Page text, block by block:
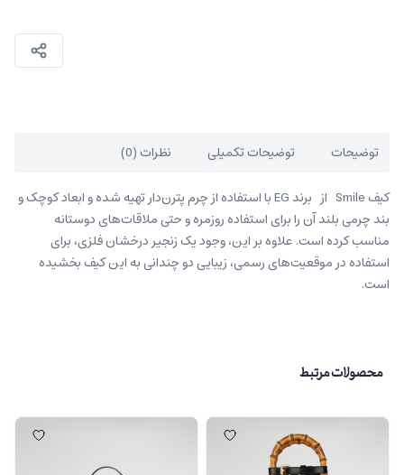
توضیحات توضیحات تکمیلی نظرات (0)
کیف Smile از برند EG با استفاده از چرم پترن‌دار تهیه شده و ابعاد کوچک و
بند چرمی بلند آن را برای استفاده روزمره و حتی ملاقات‌های دوستانه
مناسب کرده‌ است. علاوه بر این، وجود یک زنجیر درخشان فلزی، برای
استفاده در موقعیت‌های رسمی، زیبایی دو چندانی به این کیف بخشیده
است.
محصولات مرتبط